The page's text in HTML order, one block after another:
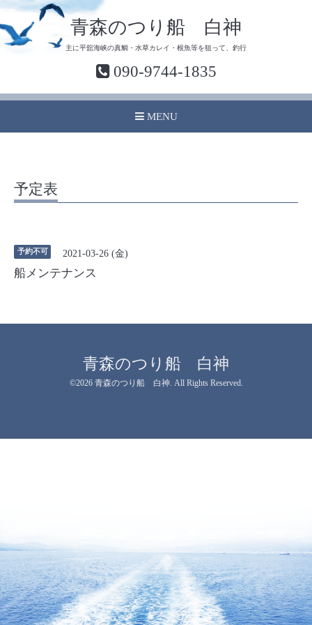
青森のつり船 白神
主に平舘海峡の真鯛・水草カレイ・根魚等を狙って、釣行
090-9744-1835
MENU
予定表
予約不可 2021-03-26 (金)
船メンテナンス
青森のつり船 白神
©2026 青森のつり船 白神. All Rights Reserved.